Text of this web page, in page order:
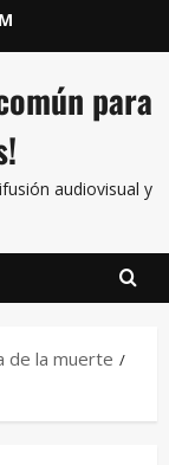
para
audiovisual y
de la muerte